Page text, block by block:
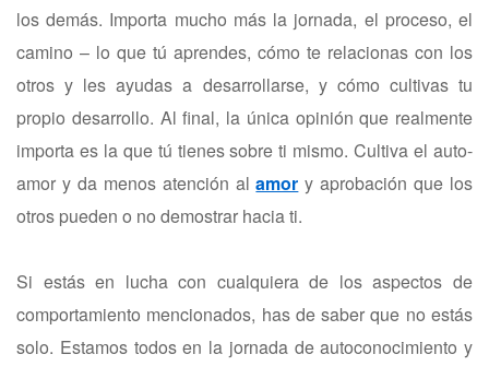
los demás. Importa mucho más la jornada, el proceso, el
camino – lo que tú aprendes, cómo te relacionas con los
otros y les ayudas a desarrollarse, y cómo cultivas tu
propio desarrollo. Al final, la única opinión que realmente
importa es la que tú tienes sobre ti mismo. Cultiva el auto-
amor y da menos atención alamor y aprobación que los
otros pueden o no demostrar hacia ti.
Si estás en lucha con cualquiera de los aspectos de
comportamiento mencionados, has de saber que no estás
solo. Estamos todos en la jornada de autoconocimiento y